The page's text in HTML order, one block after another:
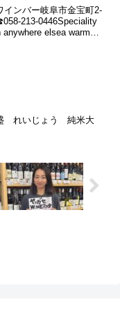
インバー岐阜市金宝町2-
213-0446Speciality
elsea warm
盛 れいじょう 純米大